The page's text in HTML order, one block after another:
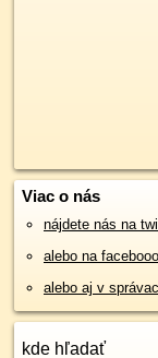
Viac o nás
nájdete nás na
alebo na
alebo aj v
kde hľadať